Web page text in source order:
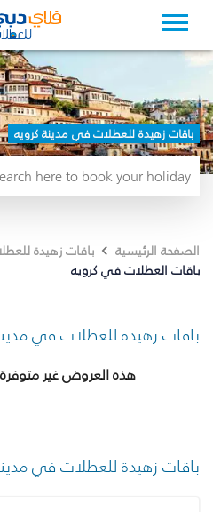
باقات زهيدة للعطلات في مدينة كرويه
الصفحة الرئيسية باقات زهيدة
باقات العطلات في كرويه
باقات زهيدة للعطلات في
هذه العروض غير
باقات زهيدة للعطلات في